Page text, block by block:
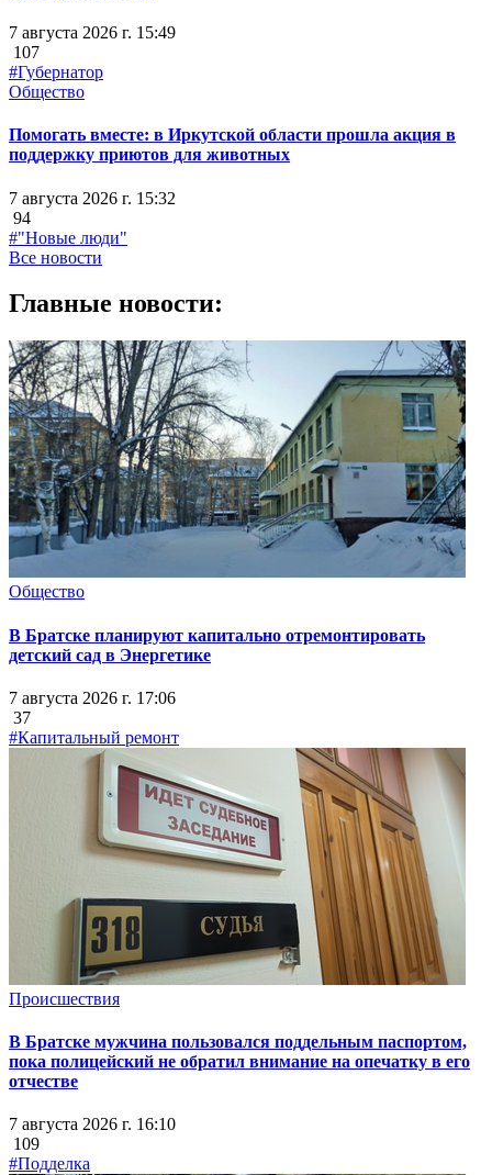
7 августа 2026 г. 15:49
107
#Губернатор
Общество
Помогать вместе: в Иркутской области прошла акция в
поддержку приютов для животных
7 августа 2026 г. 15:32
94
#"Новые люди"
Все новости
Главные новости:
Общество
В Братске планируют капитально отремонтировать
детский сад в Энергетике
7 августа 2026 г. 17:06
37
#Капитальный ремонт
Происшествия
В Братске мужчина пользовался поддельным паспортом,
пока полицейский не обратил внимание на опечатку в его
отчестве
7 августа 2026 г. 16:10
109
#Подделка